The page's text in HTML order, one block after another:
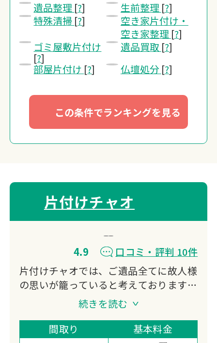
受付 8:30～17:30
無料・24時間受付
Webで無料見積り
遺品整理 [?] 生前整理 [?]
特殊清掃 [?]
空き家片付け・
空き家整理 [?]
ゴミ屋敷片付け
[?]
遺品買取 [?]
部屋片付け [?] 仏壇処分 [?]
この条件でランキングを見る
片付けチャオ
4.9
口コミ・評判 10件
片付けチャオでは、ご遺品全てに故人様
の思いが籠っていると考えております。
どのようなご遺品でも一つひとつ丁寧に
取り扱い、お客様のご状況の合わせて丁
寧に作業いたします。
続きを読む
間取り
基本料金